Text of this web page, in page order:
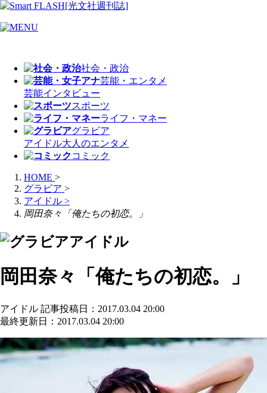
社会・政治
芸能・エンタメ
芸能インタビュー
スポーツ
ライフ・マネー
グラビア
アイドル大人のエンタメ
コミック
HOME >
グラビア >
アイドル >
岡田奈々「俺たちの初恋。」
アイドル
岡田奈々「俺たちの初恋。」
アイドル 記事投稿日：2017.03.04 20:00
最終更新日：2017.03.04 20:00